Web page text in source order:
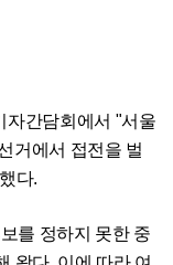
자간담회에서 "서울
거에서 접전을 벌
다.
를 정하지 못한 중